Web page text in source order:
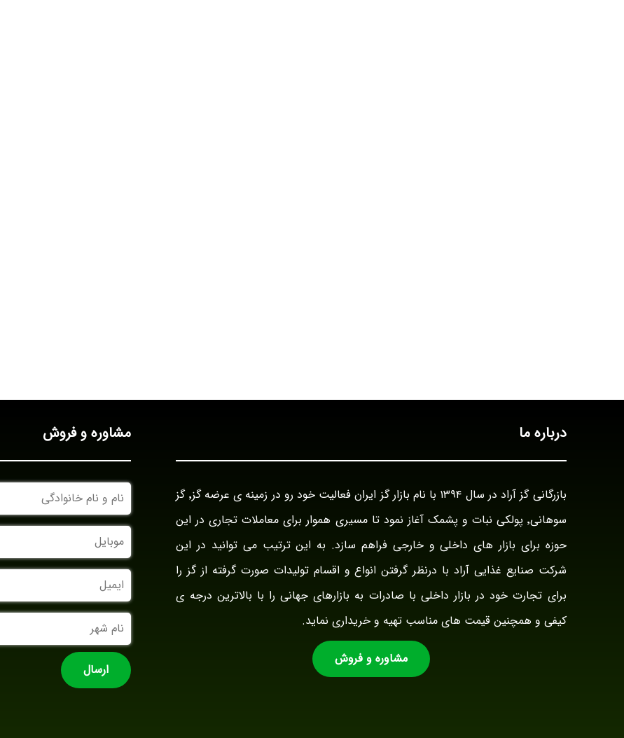
درباره ما
بازرگانی گز آراد در سال ۱۳۹۴ با نام بازار گز ایران فعالیت خود رو در زمینه ی عرضه گز٬ گز
سوهانی٬ پولکی نبات و پشمک آغاز نمود تا مسیری هموار برای معاملات تجاری در این
حوزه برای بازار های داخلی و خارجی فراهم سازد. به این ترتیب می توانید در این
شرکت صنایع غذایی آراد با درنظر گرفتن انواع و اقسام تولیدات صورت گرفته از گز را
برای تجارت خود در بازار داخلی با صادرات به بازارهای جهانی را با بالاترین درجه ی
کیفی و همچنین قیمت های مناسب تهیه و خریداری نماید.
مشاوره و فروش
مشاوره و فروش
و
نام
خانوادگی
موبایل
ایمیل
نام
شهر